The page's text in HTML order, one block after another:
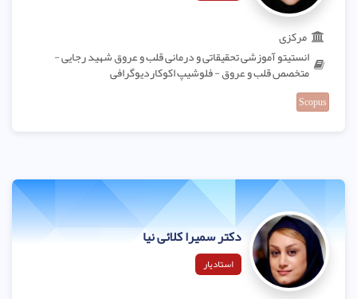
مرکزی
انستیتو آموزشی تحقیقاتی و درمانی قلب و عروق شهید رجایی -
متخصص قلب و عروق - فلوشیپ اکوکاردیوگرافی
Scopus
دکتر سمیرا کلائی نیا
استادیار